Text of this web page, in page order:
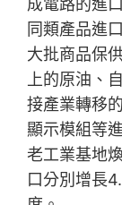
成電路的進
同類產品進
大批商品保
上的原油、
接產業轉移
顯示模組等
老工業基地
口分別增長